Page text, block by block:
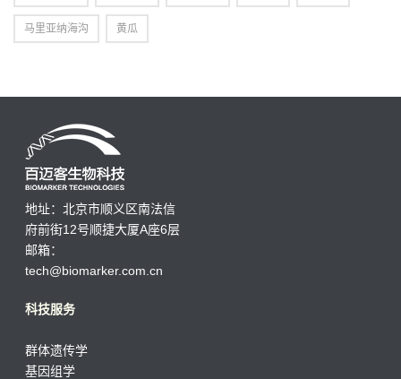
马里亚纳海沟 黄瓜
地址：北京市顺义区南法信
府前街12号顺捷大厦A座6层
邮箱：
tech@biomarker.com.cn
科技服务
群体遗传学
基因组学